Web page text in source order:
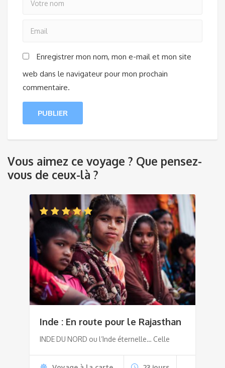
Enregistrer mon nom, mon e-mail et mon site
web dans le navigateur pour mon prochain
commentaire.
Vous aimez ce voyage ? Que pensez-
vous de ceux-là ?
Inde : En route pour le Rajasthan
INDE DU NORD ou l’Inde éternelle… Celle